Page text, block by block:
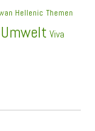
Hellenic Themen
Umwelt Viva